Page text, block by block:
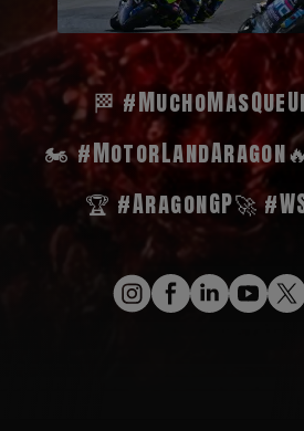
🏁
🏍️ #MotorLandAragon
🏆 #AragonGP🚀